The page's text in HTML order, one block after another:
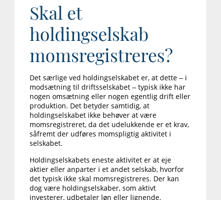
Skal et
holdingselskab
momsregistreres?
Det særlige ved holdingselskabet er, at dette – i
modsætning til driftsselskabet – typisk ikke har
nogen omsætning eller nogen egentlig drift eller
produktion. Det betyder samtidig, at
holdingselskabet ikke behøver at være
momsregistreret, da det udelukkende er et krav,
såfremt der udføres momspligtig aktivitet i
selskabet.
Holdingselskabets eneste aktivitet er at eje
aktier eller anparter i et andet selskab, hvorfor
det typisk ikke skal momsregistreres. Der kan
dog være holdingselskaber, som aktivt
investerer, udbetaler løn eller lignende.